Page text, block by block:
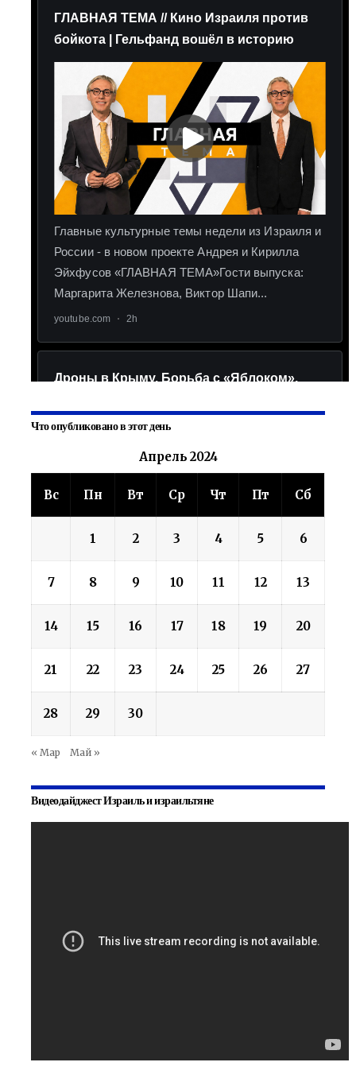
Что опубликовано в этот день
Апрель 2024
Вс Пн Вт Ср Чт Пт Сб
1 2 3 4 5 6
7 8 9 10 11 12 13
14 15 16 17 18 19 20
21 22 23 24 25 26 27
28 29 30
« Мар Май »
Видеодайджест Израиль и израильтяне